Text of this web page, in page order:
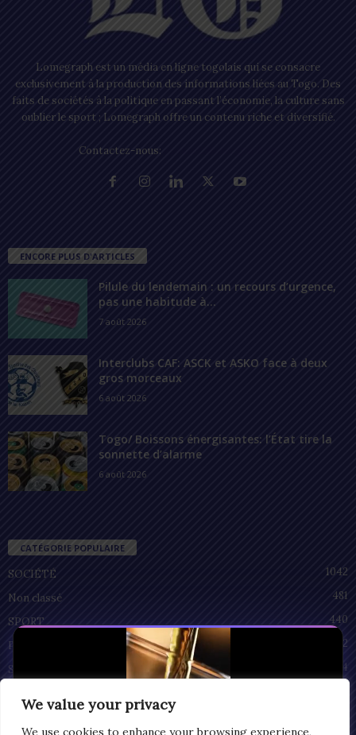
We value your privacy
We use cookies to enhance your browsing experience,
Lomegraph est un média en ligne togolais qui se consacre
exclusivement à la production des informations liées au Togo. Des
faits de sociétés à la politique en passant l’économie, la culture sans
oublier le sport ; Lomegraph offre un contenu riche et diversifié.
Contactez-nous:
ENCORE PLUS D'ARTICLES
Pilule du lendemain : un recours d’urgence,
pas une habitude à...
7 août 2026
Interclubs CAF: ASCK et ASKO face à deux
gros morceaux
6 août 2026
Togo/ Boissons énergisantes: l’État tire la
sonnette d’alarme
6 août 2026
CATÉGORIE POPULAIRE
SOCIÉTÉ
1042
Non classé
481
SPORT
440
POLITIQUE
212
SANTÉ
94